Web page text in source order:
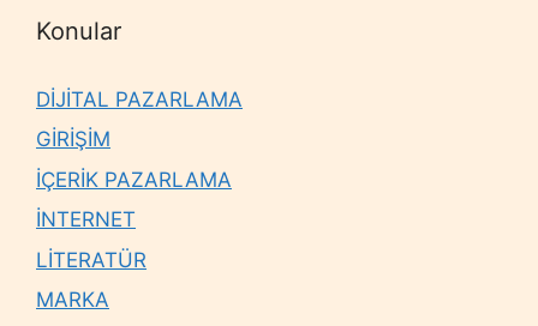
Konular
DİJİTAL PAZARLAMA
GİRİŞİM
İÇERİK PAZARLAMA
İNTERNET
LİTERATÜR
MARKA